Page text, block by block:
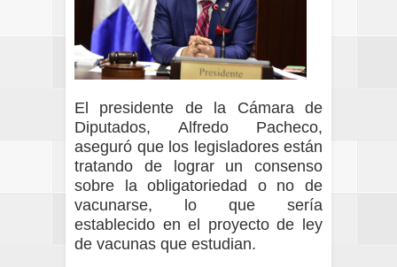
El presidente de la Cámara de
Diputados, Alfredo Pacheco,
aseguró que los legisladores están
tratando de lograr un consenso
sobre la obligatoriedad o no de
vacunarse, lo que sería
establecido en el proyecto de ley
de vacunas que estudian.